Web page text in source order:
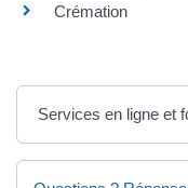
Crémation
Services en ligne et